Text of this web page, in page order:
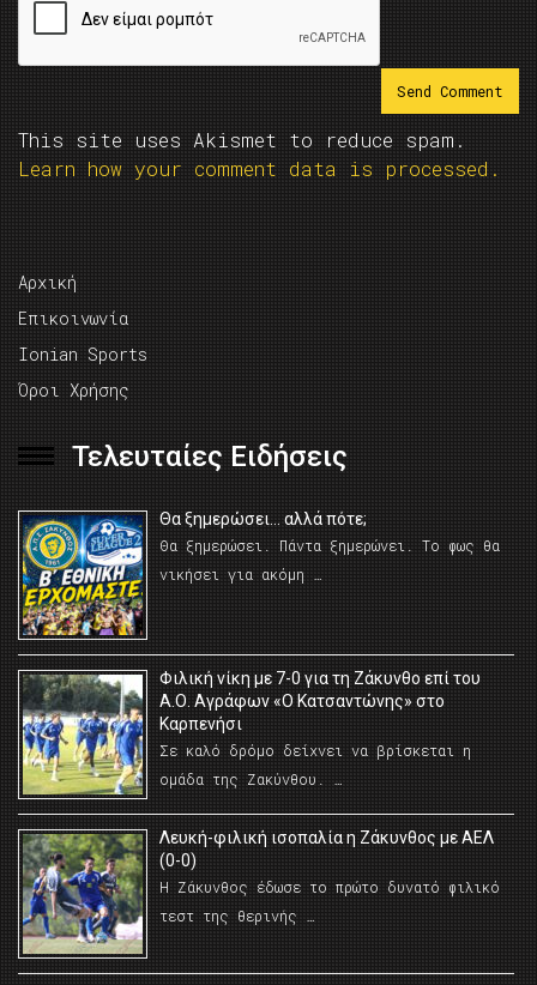
This site uses Akismet to reduce spam.
Learn how your comment data is processed.
Αρχική
Επικοινωνία
Ionian Sports
Όροι Χρήσης
Τελευταίες Ειδήσεις
Θα ξημερώσει… αλλά πότε;
Θα ξημερώσει. Πάντα ξημερώνει. Το φως θα
νικήσει για ακόμη …
Φιλική νίκη με 7-0 για τη Ζάκυνθο επί του
Α.Ο. Αγράφων «Ο Κατσαντώνης» στο
Καρπενήσι
Σε καλό δρόμο δείχνει να βρίσκεται η
ομάδα της Ζακύνθου. …
Λευκή-φιλική ισοπαλία η Ζάκυνθος με ΑΕΛ
(0-0)
Η Ζάκυνθος έδωσε το πρώτο δυνατό φιλικό
τεστ της θερινής …